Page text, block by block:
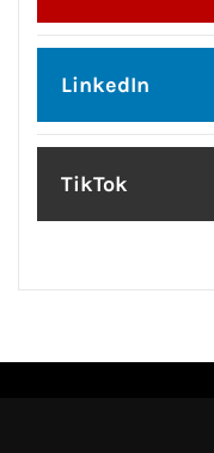
LinkedIn
TikTok